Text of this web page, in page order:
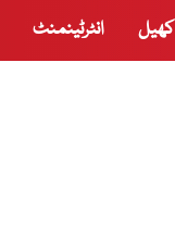
کھیل انٹرٹینمنٹ